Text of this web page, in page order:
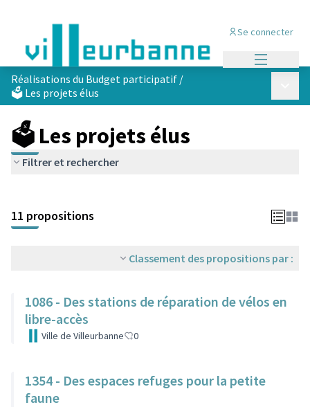
Se connecter
Réalisations du Budget participatif /
🗳️ Les projets élus
🗳️ Les projets élus
Filtrer et rechercher
+
−
11 propositions
Classement des propositions par :
1086 - Des stations de réparation de vélos en
libre-accès
Ville de Villeurbanne 0
1354 - Des espaces refuges pour la petite
faune